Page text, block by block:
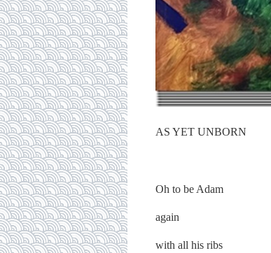
AS YET UNBORN
Oh to be Adam
again
with all his ribs